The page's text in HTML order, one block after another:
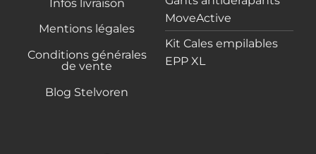
Infos livraison
Mentions légales
Conditions générales
de vente
Blog Stelvoren
MoveActive
Kit Cales empilables
EPP XL